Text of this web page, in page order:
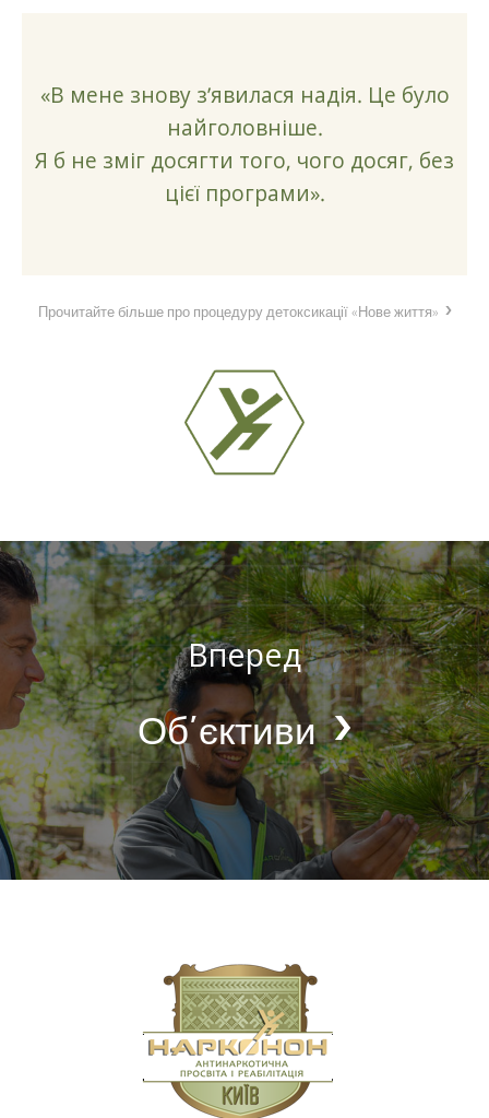
«В мене знову з’явилася надія. Це було
найголовніше.
Я б не зміг досягти того, чого досяг, без
цієї програми».
Прочитайте більше про процедуру детоксикації «Нове життя»
Вперед
Об’єктиви